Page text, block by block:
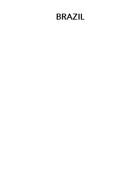
BRAZIL